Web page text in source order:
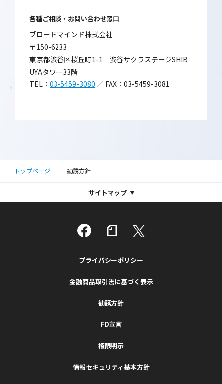
各種ご相談・お問い合わせ窓口
ブロードマインド株式会社
〒150-6233
東京都渋谷区桜丘町1-1 渋谷サクラステージSHIB
UYAタワー33階
TEL：03-5459-3080 ／ FAX：03-5459-3081
トップページ 勧誘方針
サイトマップ
プライバシーポリシー
金融商品取引法に基づく表示
勧誘方針
FD宣言
権限明示
情報セキュリティ基本方針